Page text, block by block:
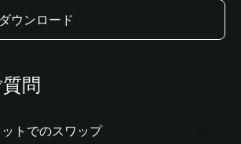
ウンロード
問
トでのスワップ